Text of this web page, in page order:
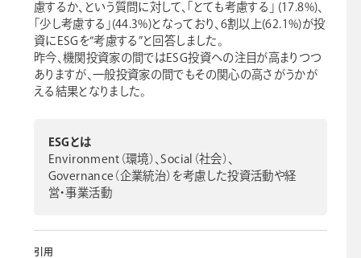
慮するか、という質問に対して、「とても考慮する」 (17.8%)、
「少し考慮する」(44.3%)となっており、6割以上(62.1%)が投
資にESGを“考慮する”と回答しました。
昨今、機関投資家の間ではESG投資への注目が高まりつつ
ありますが、一般投資家の間でもその関心の高さがうかが
える結果となりました。
ESGとは
Environment（環境）、Social（社会）、
Governance（企業統治）を考慮した投資活動や経
営・事業活動
引用